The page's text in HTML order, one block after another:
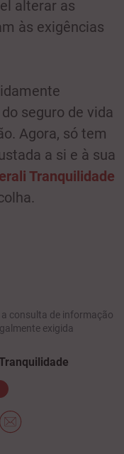
alterar as
às exigências
seguro de vida
Agora, só tem
a si e à sua
Tranquilidade
consulta de informação
exigida